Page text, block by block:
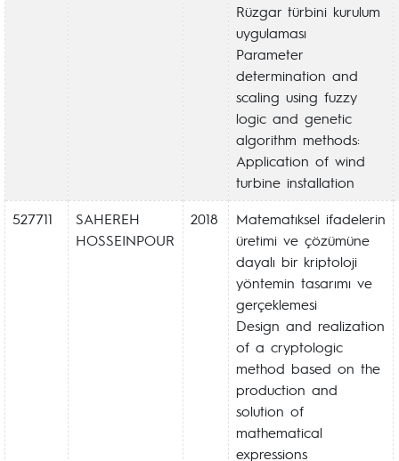
Rüzgar türbini kurulum
uygulaması
Parameter
determination and
scaling using fuzzy
logic and genetic
algorithm methods:
Application of wind
turbine installation
527711
SAHEREH
HOSSEINPOUR
2018
Matematıksel ifadelerin
üretimi ve çözümüne
dayalı bir kriptoloji
yöntemin tasarımı ve
gerçeklemesi
Design and realization
of a cryptologic
method based on the
production and
solution of
mathematical
expressions